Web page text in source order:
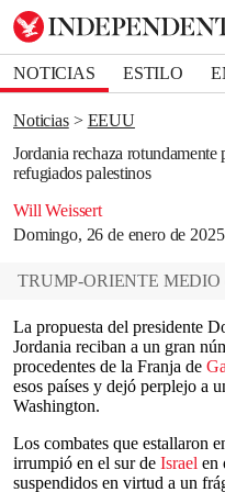
NOTICIAS ESTILO
DEPORTES
Noticias
EEUU
Jordania rechaza
refugiados palestinos
Will Weissert
Domingo, 26 de enero de
Bookmark
Removed from bookmarks
Close popover
TRUMP-ORIENTE MEDIO
La propuesta del presidente
Jordania reciban a un gran
procedentes de la Franja de
esos países y dejó perplejo a
Washington.
Los combates que estallaron
irrumpió en el sur de Israel en
suspendidos en virtud a un